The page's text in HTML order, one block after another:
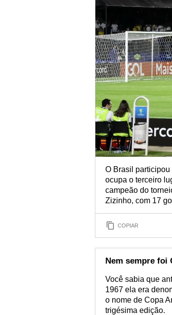
O Brasil
ocupa o terceiro
campeão do
Zizinho, com 17
COPIAR
Nem sempre foi
Você sabia que
1967 ela era
o nome de Copa
trigésima edição.